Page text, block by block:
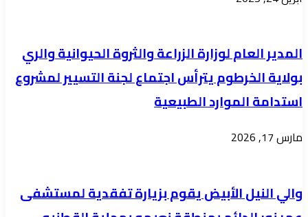
المدير العام لوزارة الزراعة والثروة الحيوانية والري
بولاية الخرطوم يترأس اجتماع لجنة التسيير لمشروع
استدامة الموارد الطبيعية
مارس 17, 2026
والي النيل الأبيض يقوم بزيارة تفقدية لمستشفى